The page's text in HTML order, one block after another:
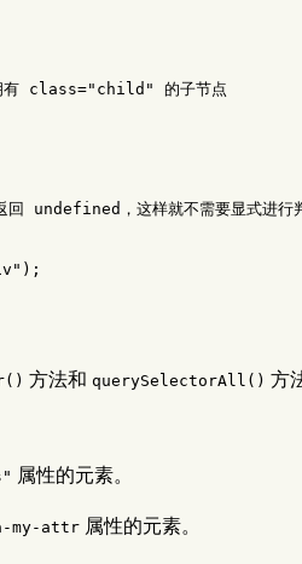
有 class="child" 的子节点
，这样就不需要显式进行判
" );
方法和 querySelectorAll() 方
属性的元素。
my-attr 属性的元素。